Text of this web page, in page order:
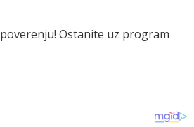
Ostanite uz program